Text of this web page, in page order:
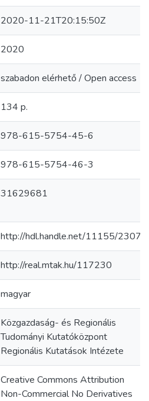
2020-11-21T20:15:50Z
2020
szabadon elérhető / Open access
134 p.
978-615-5754-45-6
978-615-5754-46-3
31629681
http://hdl.handle.net/11155/2307
http://real.mtak.hu/117230
magyar
Közgazdaság- és Regionális
Tudományi Kutatóközpont
Regionális Kutatások Intézete
Creative Commons Attribution
Non-Commercial No Derivatives